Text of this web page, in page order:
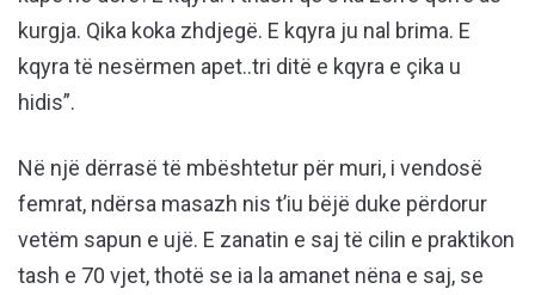
kurgja. Qika koka zhdjegë. E kqyra ju nal brima. E
kqyra të nesërmen apet..tri ditë e kqyra e çika u
hidis”.
Në një dërrasë të mbështetur për muri, i vendosë
femrat, ndërsa masazh nis t’iu bëjë duke përdorur
vetëm sapun e ujë. E zanatin e saj të cilin e praktikon
tash e 70 vjet, thotë se ia la amanet nëna e saj, se